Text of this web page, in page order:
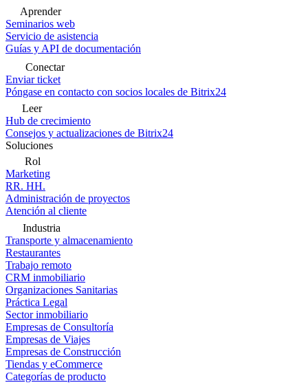
Aprender
Seminarios web
Servicio de asistencia
Guías y API de documentación
Conectar
Enviar ticket
Póngase en contacto con socios locales de Bitrix24
Leer
Hub de crecimiento
Consejos y actualizaciones de Bitrix24
Soluciones
Rol
Marketing
RR. HH.
Administración de proyectos
Atención al cliente
Industria
Transporte y almacenamiento
Restaurantes
Trabajo remoto
CRM inmobiliario
Organizaciones Sanitarias
Práctica Legal
Sector inmobiliario
Empresas de Consultoría
Empresas de Viajes
Empresas de Construcción
Tiendas y eCommerce
Categorías de producto